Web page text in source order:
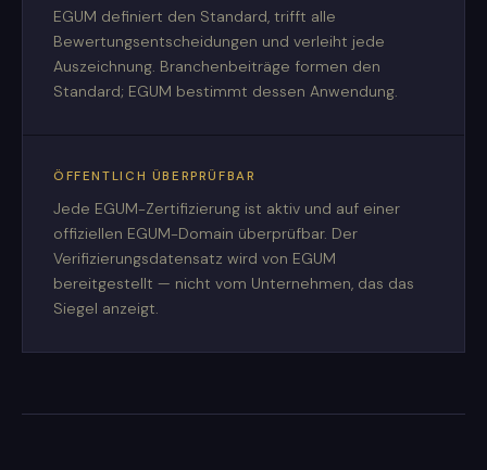
EGUM definiert den Standard, trifft alle
Bewertungsentscheidungen und verleiht jede
Auszeichnung. Branchenbeiträge formen den
Standard; EGUM bestimmt dessen Anwendung.
ÖFFENTLICH ÜBERPRÜFBAR
Jede EGUM-Zertifizierung ist aktiv und auf einer
offiziellen EGUM-Domain überprüfbar. Der
Verifizierungsdatensatz wird von EGUM
bereitgestellt — nicht vom Unternehmen, das das
Siegel anzeigt.